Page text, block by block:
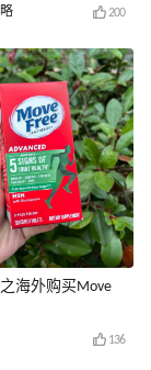
200
海外购买Move
136